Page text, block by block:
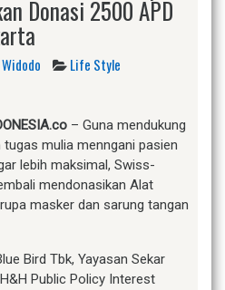
Donasi 2500 APD
Life Style
– Guna mendukung
mulia menngani pasien
lebih maksimal, Swiss-
mendonasikan Alat
masker dan sarung tangan
Bird Tbk, Yayasan Sekar
Public Policy Interest